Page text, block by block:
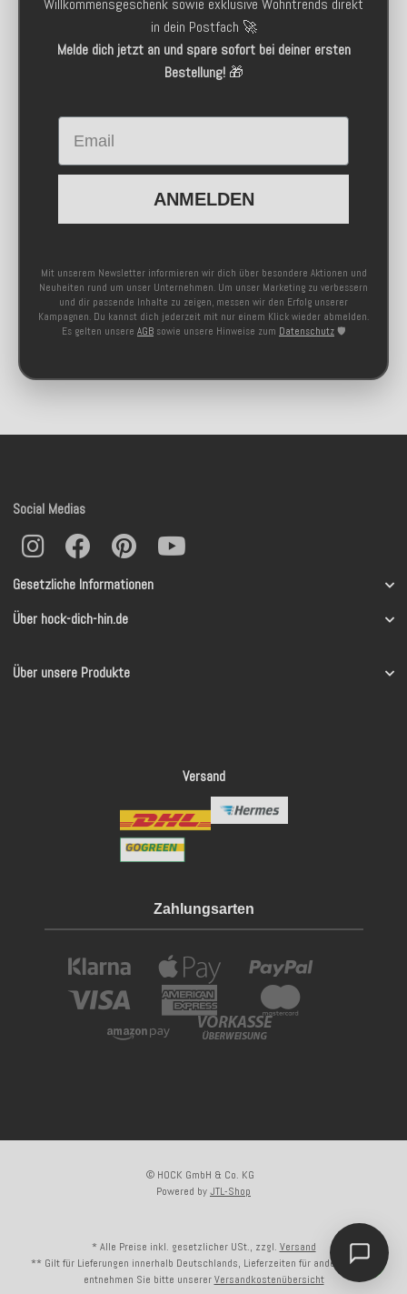
Willkommensgeschenk sowie exklusive Wohntrends direkt
in dein Postfach 🚀
Melde dich jetzt an und spare sofort bei deiner ersten
Bestellung!🎁
Email
ANMELDEN
Mit unserem Newsletter informieren wir dich über besondere Aktionen und
Neuheiten rund um unser Unternehmen. Um unser Marketing zu verbessern
und dir passende Inhalte zu zeigen, messen wir den Erfolg unserer
Kampagnen. Du kannst dich jederzeit mit nur einem Klick wieder abmelden.
Es gelten unsere AGB sowie unsere Hinweise zum Datenschutz 🛡️
Gesetzliche Informationen
Über hock-dich-hin.de
Über unsere Produkte
Social Medias
Versand
Zahlungsarten
© HOCK GmbH & Co. KG
Powered byJTL-Shop
* Alle Preise inkl. gesetzlicher USt., zzgl. Versand
** Gilt für Lieferungen innerhalb Deutschlands, Lieferzeiten für andere Länder
entnehmen Sie bitte unsererVersandkostenübersicht